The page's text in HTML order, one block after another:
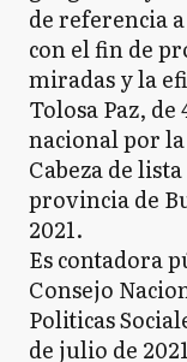
de referencia
con el fin de
miradas y la
Tolosa Paz,
nacional por
Cabeza de
provincia de
2021.
Es contadora
Consejo
Politicas
de julio de